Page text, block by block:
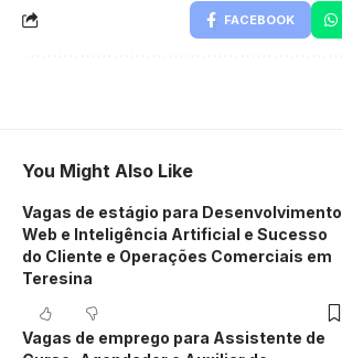
FACEBOOK
You Might Also Like
Vagas de estágio para Desenvolvimento
Web e Inteligência Artificial e Sucesso
do Cliente e Operações Comerciais em
Teresina
Vagas de emprego para Assistente de